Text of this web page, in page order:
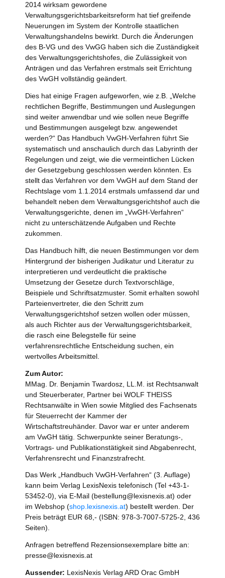
2014 wirksam gewordene
Verwaltungsgerichtsbarkeitsreform hat tief greifende
Neuerungen im System der Kontrolle staatlichen
Verwaltungshandelns bewirkt. Durch die Änderungen
des B-VG und des VwGG haben sich die Zuständigkeit
des Verwaltungsgerichtshofes, die Zulässigkeit von
Anträgen und das Verfahren erstmals seit Errichtung
des VwGH vollständig geändert.
Dies hat einige Fragen aufgeworfen, wie z.B. „Welche
rechtlichen Begriffe, Bestimmungen und Auslegungen
sind weiter anwendbar und wie sollen neue Begriffe
und Bestimmungen ausgelegt bzw. angewendet
werden?“ Das Handbuch VwGH-Verfahren führt Sie
systematisch und anschaulich durch das Labyrinth der
Regelungen und zeigt, wie die vermeintlichen Lücken
der Gesetzgebung geschlossen werden könnten. Es
stellt das Verfahren vor dem VwGH auf dem Stand der
Rechtslage vom 1.1.2014 erstmals umfassend dar und
behandelt neben dem Verwaltungsgerichtshof auch die
Verwaltungsgerichte, denen im „VwGH-Verfahren“
nicht zu unterschätzende Aufgaben und Rechte
zukommen.
Das Handbuch hilft, die neuen Bestimmungen vor dem
Hintergrund der bisherigen Judikatur und Literatur zu
interpretieren und verdeutlicht die praktische
Umsetzung der Gesetze durch Textvorschläge,
Beispiele und Schriftsatzmuster. Somit erhalten sowohl
Parteienvertreter, die den Schritt zum
Verwaltungsgerichtshof setzen wollen oder müssen,
als auch Richter aus der Verwaltungsgerichtsbarkeit,
die rasch eine Belegstelle für seine
verfahrensrechtliche Entscheidung suchen, ein
wertvolles Arbeitsmittel.
Zum Autor:
MMag. Dr. Benjamin Twardosz, LL.M. ist Rechtsanwalt
und Steuerberater, Partner bei WOLF THEISS
Rechtsanwälte in Wien sowie Mitglied des Fachsenats
für Steuerrecht der Kammer der
Wirtschaftstreuhänder. Davor war er unter anderem
am VwGH tätig. Schwerpunkte seiner Beratungs-,
Vortrags- und Publikationstätigkeit sind Abgabenrecht,
Verfahrensrecht und Finanzstrafrecht.
Das Werk „Handbuch VwGH-Verfahren“ (3. Auflage)
kann beim Verlag LexisNexis telefonisch (Tel +43-1-
53452-0), via E-Mail (bestellung@lexisnexis.at) oder
im Webshop (shop.lexisnexis.at) bestellt werden. Der
Preis beträgt EUR 68,- (ISBN: 978-3-7007-5725-2, 436
Seiten).
Anfragen betreffend Rezensionsexemplare bitte an:
presse@lexisnexis.at
Aussender: LexisNexis Verlag ARD Orac GmbH